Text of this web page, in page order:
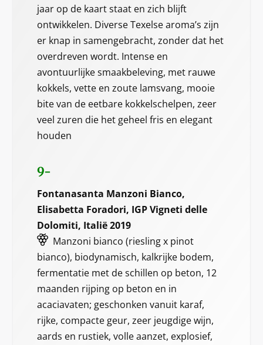
jaar op de kaart staat en zich blijft
ontwikkelen. Diverse Texelse aroma’s zijn
er knap in samengebracht, zonder dat het
overdreven wordt. Intense en
avontuurlijke smaakbeleving, met rauwe
kokkels, vette en zoute lamsvang, mooie
bite van de eetbare kokkelschelpen, zeer
veel zuren die het geheel fris en elegant
houden
9-
Fontanasanta Manzoni Bianco,
Elisabetta Foradori, IGP Vigneti delle
Dolomiti, Italië 2019
Manzoni bianco (riesling x pinot
bianco), biodynamisch, kalkrijke bodem,
fermentatie met de schillen op beton, 12
maanden rijping op beton en in
acaciavaten; geschonken vanuit karaf,
rijke, compacte geur, zeer jeugdige wijn,
aards en rustiek, volle aanzet, explosief,